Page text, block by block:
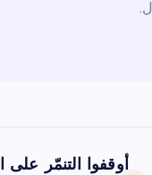
أوقفوا التنمّر